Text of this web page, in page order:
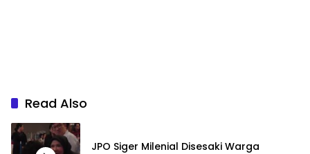
Read Also
JPO Siger Milenial Disesaki Warga